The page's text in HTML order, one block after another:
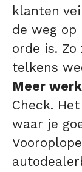
klanten
de weg
orde is.
telkens
Meer
Check.
waar je